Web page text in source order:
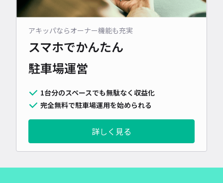
アキッパならオーナー機能も充実
スマホでかんたん
駐車場運営
1台分のスペースでも無駄なく収益化
完全無料で駐車場運用を始められる
詳しく見る